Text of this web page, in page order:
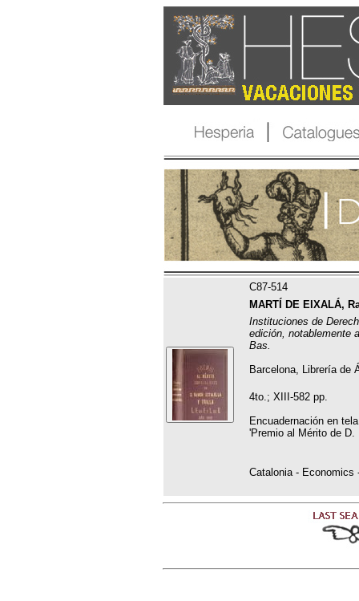
C87-514
MARTÍ DE EIXALÁ,
Instituciones de
edición, notablemente
Bas.
Barcelona, Librería de
4to.; XIII-582 pp.
Encuadernación en
'Premio al Mérito de
Catalonia - Economics